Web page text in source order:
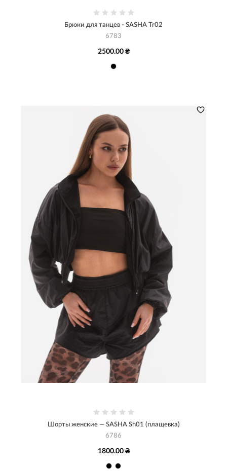
Брюки для танцев - SASHA Tr02
6783
2500.00 ₴
Шорты женские — SASHA Sh01 (плащевка)
6786
1800.00 ₴